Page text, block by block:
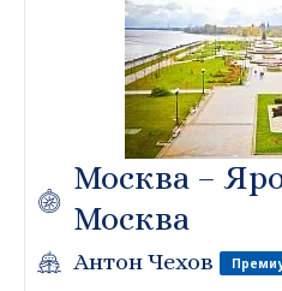
Москва –
Москва
Антон Чехов